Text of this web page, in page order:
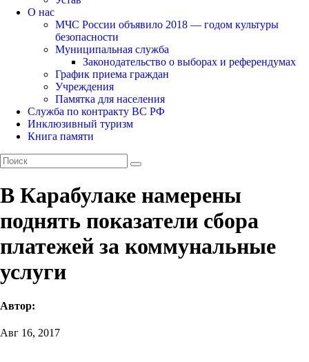
О нас
МЧС России объявило 2018 — годом культуры
безопасности
Муниципальная служба
Законодательство о выборах и референдумах
График приема граждан
Учреждения
Памятка для населения
Служба по контракту ВС РФ
Инклюзивный туризм
Книга памяти
В Карабулаке намерены
поднять показатели сбора
платежей за коммунальные
услуги
Автор:
Авг 16, 2017